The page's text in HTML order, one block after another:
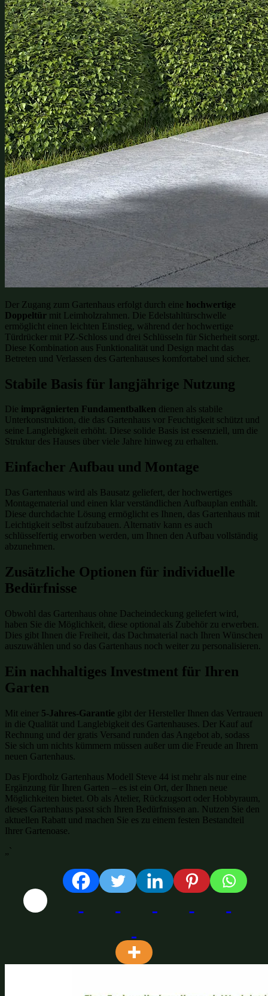
Der Zugang zum Gartenhaus erfolgt durch eine hochwertige
Doppeltür mit Leimholzrahmen. Die Edelstahltürschwelle
ermöglicht einen leichten Einstieg, während der hochwertige
Türdrücker mit PZ-Schloss und drei Schlüsseln für Sicherheit sorgt.
Diese Kombination aus Funktionalität und Design macht das
Betreten und Verlassen des Gartenhauses komfortabel und sicher.
Stabile Basis für langjährige Nutzung
Die imprägnierten Fundamentbalken dienen als stabile
Unterkonstruktion, die das Gartenhaus vor Feuchtigkeit schützt und
seine Langlebigkeit erhöht. Diese solide Basis ist essenziell, um die
Struktur des Hauses über viele Jahre hinweg zu erhalten.
Einfacher Aufbau und Montage
Das Gartenhaus wird als Bausatz geliefert, der hochwertiges
Montagematerial und einen klar verständlichen Aufbauplan enthält.
Diese durchdachte Lösung ermöglicht es Ihnen, das Gartenhaus mit
Leichtigkeit selbst aufzubauen. Alternativ kann es auch
schlüsselfertig erworben werden, um Ihnen den Aufbau vollständig
abzunehmen.
Zusätzliche Optionen für individuelle
Bedürfnisse
Obwohl das Gartenhaus ohne Dacheindeckung geliefert wird,
haben Sie die Möglichkeit, diese optional als Zubehör zu erwerben.
Dies gibt Ihnen die Freiheit, das Dachmaterial nach Ihren Wünschen
auszuwählen und so das Gartenhaus noch weiter zu personalisieren.
Ein nachhaltiges Investment für Ihren
Garten
Mit einer 5-Jahres-Garantie gibt der Hersteller Ihnen das Vertrauen
in die Qualität und Langlebigkeit des Gartenhauses. Der Kauf auf
Rechnung und der gratis Versand runden das Angebot ab, sodass
Sie sich um nichts kümmern müssen außer um die Freude an Ihrem
neuen Gartenhaus.
Das Fjordholz Gartenhaus Modell Steve 44 ist mehr als nur eine
Ergänzung für Ihren Garten – es ist ein Ort, der Ihnen neue
Möglichkeiten bietet. Ob als Atelier, Rückzugsort oder Hobbyraum,
dieses Gartenhaus passt sich Ihren Bedürfnissen an. Nutzen Sie den
aktuellen Rabatt und machen Sie es zu einem festen Bestandteil
Ihrer Gartenoase.
„`